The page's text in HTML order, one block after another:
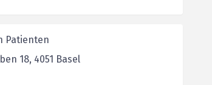
Patienten
18, 4051 Basel